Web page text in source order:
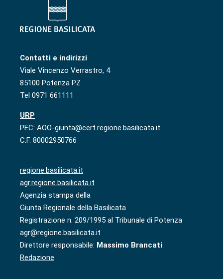
Contatti e indirizzi
Viale Vincenzo Verrastro, 4
85100 Potenza PZ
Tel 0971 661111
URP
PEC: AOO-giunta@cert.regione.basilicata.it
C.F. 80002950766
regione.basilicata.it
agr.regione.basilicata.it
Agenzia stampa della
Giunta Regionale della Basilicata
Registrazione n. 209/1995 al Tribunale di Potenza
agr@regione.basilicata.it
Direttore responsabile: Massimo Brancati
Redazione